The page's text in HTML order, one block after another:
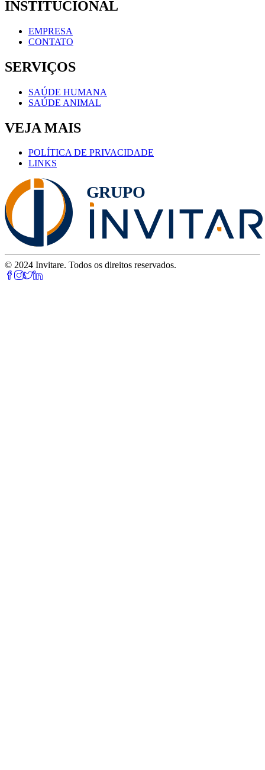
INSTITUCIONAL
EMPRESA
CONTATO
SERVIÇOS
SAÚDE HUMANA
SAÚDE ANIMAL
VEJA MAIS
POLÍTICA DE PRIVACIDADE
LINKS
© 2024 Invitare. Todos os direitos reservados.